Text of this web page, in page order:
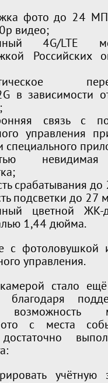
фото до 24
видео;
4G/LTE
Российских
в зависимости
связь с
управления
специального
срабатывания до
подсветки до 27
цветной ЖК-
1,44 дюйма.
с фотоловушкой
управления.
камерой стало
благодаря
возможность
с места
учётную